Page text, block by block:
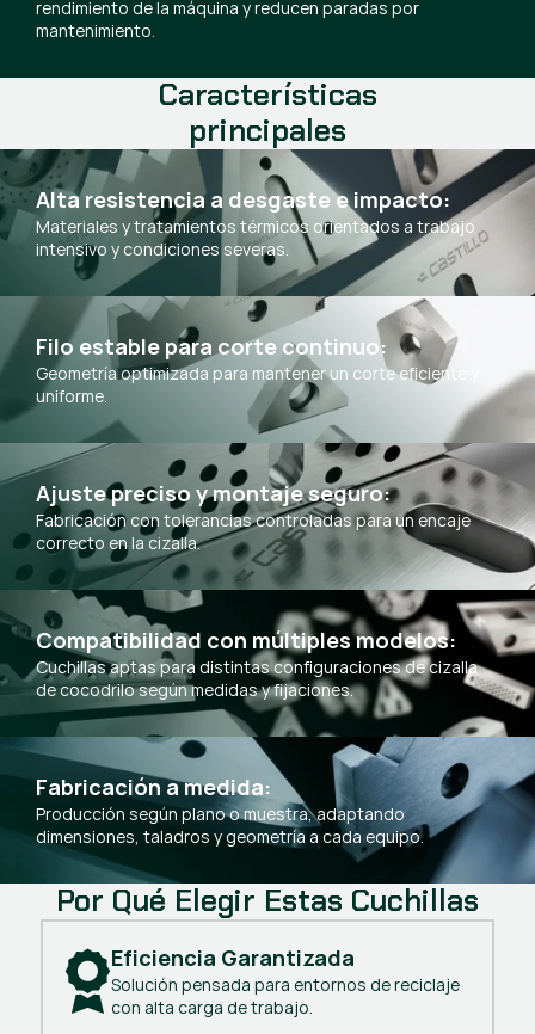
rendimiento de la máquina y reducen paradas por
mantenimiento.
Por Qué Elegir Estas Cuchillas
Eficiencia Garantizada
Solución pensada para entornos de reciclaje
con alta carga de trabajo.
Características
principales
Alta resistencia a desgaste e impacto:
Materiales y tratamientos térmicos orientados a trabajo
intensivo y condiciones severas.
Filo estable para corte continuo:
Geometría optimizada para mantener un corte eficiente y
uniforme.
Ajuste preciso y montaje seguro:
Fabricación con tolerancias controladas para un encaje
correcto en la cizalla.
Compatibilidad con múltiples modelos:
Cuchillas aptas para distintas configuraciones de cizalla
de cocodrilo según medidas y fijaciones.
Fabricación a medida:
Producción según plano o muestra, adaptando
dimensiones, taladros y geometría a cada equipo.